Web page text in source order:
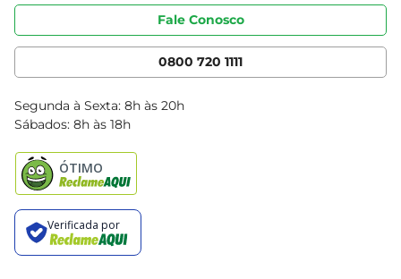
Portal do fornecedor
Cencosud Media
Código de ética
Serviços
Clube Bretas
Blog Bretas
Black Friday
Fale Conosco
0800 720 1111
Segunda à Sexta: 8h às 20h
Sábados: 8h às 18h